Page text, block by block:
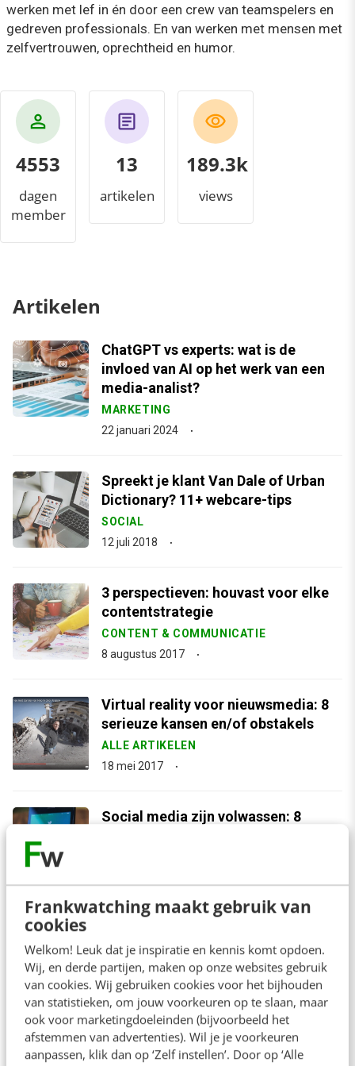
Frankwatching maakt gebruik van
cookies
Welkom! Leuk dat je inspiratie en kennis komt opdoen.
Wij, en derde partijen, maken op onze websites gebruik
van cookies. Wij gebruiken cookies voor het bijhouden
van statistieken, om jouw voorkeuren op te slaan, maar
ook voor marketingdoeleinden (bijvoorbeeld het
afstemmen van advertenties). Wil je je voorkeuren
aanpassen, klik dan op ‘Zelf instellen’. Door op ‘Alle
werken met lef in én door een crew van teamspelers en
gedreven professionals. En van werken met mensen met
zelfvertrouwen, oprechtheid en humor.
4553
dagen
member
13
artikelen
205.3k
views
Artikelen
ChatGPT vs experts: wat is de
invloed van AI op het werk van een
media-analist?
MARKETING
22 januari 2024
Spreekt je klant Van Dale of Urban
Dictionary? 11+ webcare-tips
SOCIAL
12 juli 2018
3 perspectieven: houvast voor elke
contentstrategie
CONTENT & COMMUNICATIE
8 augustus 2017
Virtual reality voor nieuwsmedia: 8
serieuze kansen en/of obstakels
ALLE ARTIKELEN
18 mei 2017
Social media zijn volwassen: 8
Bekijk meer
Contact Redactie
redactie@frankwatching.com